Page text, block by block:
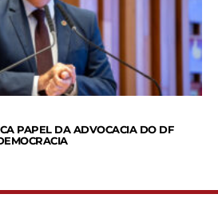
PAPEL DA ADVOCACIA DO DF